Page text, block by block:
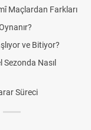
Maçlardan Farkları
ve Bitiyor?
Sezonda Nasıl
Süreci